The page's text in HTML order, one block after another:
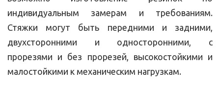
индивидуальным замерам и требованиям.
Стяжки могут быть передними и задними,
двухсторонними и односторонними, с
прорезями и без прорезей, высокостойкими и
малостойкими к механическим нагрузкам.